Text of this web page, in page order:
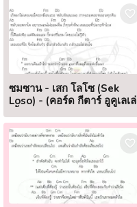
ซมซาน - เสก โลโซ (Sek
Loso) - (คอร์ด กีตาร์ อูคูเลเล่